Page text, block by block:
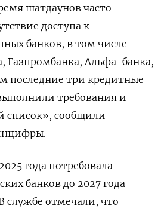
шатдаунов часто
доступа к
банков, в том числе
Газпромбанка, Альфа-банка,
последние три кредитные
требования и
список», сообщили
года потребовала
банков до 2027 года
службе отмечали, что